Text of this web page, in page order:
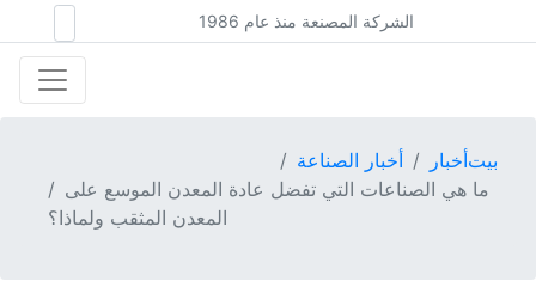
الشركة المصنعة منذ عام 1986
بيتأخبار
أخبار الصناعة
ما هي الصناعات التي تفضل عادة المعدن الموسع على
المعدن المثقب ولماذا؟